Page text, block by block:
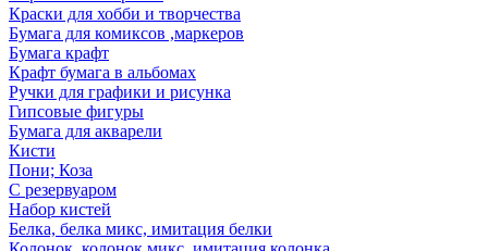
Краски для хобби и творчества
Бумага для комиксов ,маркеров
Бумага крафт
Крафт бумага в альбомах
Ручки для графики и рисунка
Гипсовые фигуры
Бумага для акварели
Кисти
Пони; Коза
С резервуаром
Набор кистей
Белка, белка микс, имитация белки